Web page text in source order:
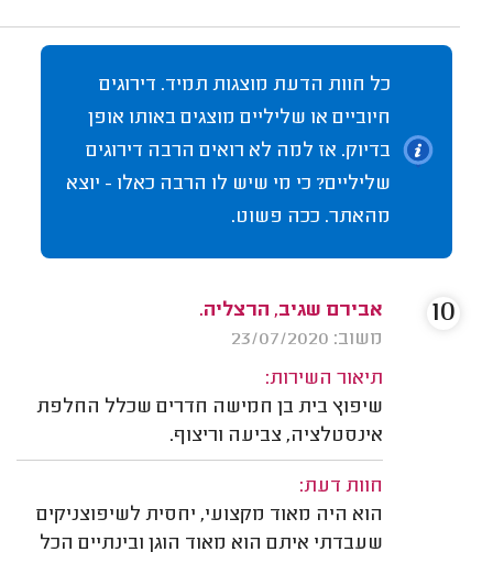
כל חוות הדעת מוצגות תמיד. דירוגים
חיוביים או שליליים מוצגים באותו אופן
בדיוק. אז למה לא רואים הרבה דירוגים
שליליים? כי מי שיש לו הרבה כאלו - יוצא
מהאתר. ככה פשוט.
אבירם שגיב, הרצליה.
משוב: 23/07/2020
תיאור השירות:
שיפוץ בית בן חמישה חדרים שכלל החלפת
אינסטלציה, צביעה וריצוף.
חוות דעת:
הוא היה מאוד מקצועי, יחסית לשיפוצניקים
שעבדתי איתם הוא מאוד הוגן ובינתיים הכל
10